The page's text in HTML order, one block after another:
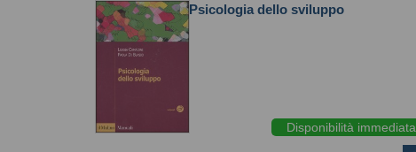
Psicologia dello sviluppo
Disponibilità immediata